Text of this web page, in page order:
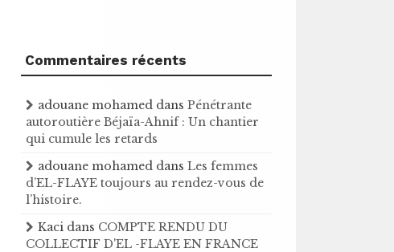
Commentaires récents
adouane mohamed dansPénétrante
autoroutière Béjaïa-Ahnif : Un chantier
qui cumule les retards
adouane mohamed dansLes femmes
d’EL-FLAYE toujours au rendez-vous de
l’histoire .
Kaci dans COMPTE RENDU DU
COLLECTIF D'EL -FLAYE EN FRANCE